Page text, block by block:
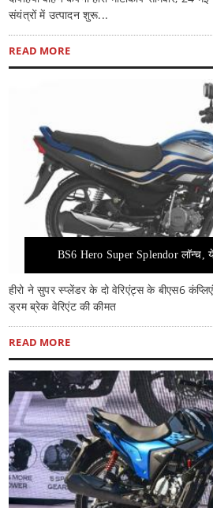
संयंत्रों में उत्पादन शुरू...
READ MORE
BS6 Hero Super Splendor लॉन्च,
हीरो ने सुपर स्प्लेंडर के दो वेरिएंट्स के बीएस6
ड्रम ब्रेक वेरिएंट की कीमत
READ MORE